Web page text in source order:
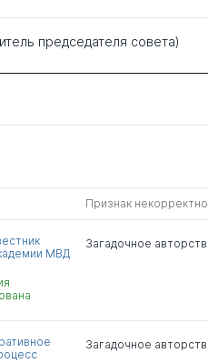
председателя совета)
Признак
МВД
Загадочное
Загадочное